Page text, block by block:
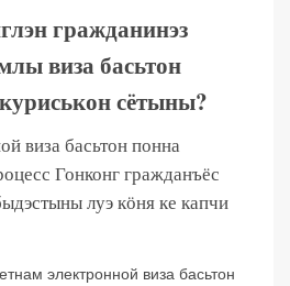
гражданинэз
виза басьтон
сётыны?
виза басьтон понна
Гонконг гражданъёс
луэ кӧня ке капчи
электронной виза басьтон